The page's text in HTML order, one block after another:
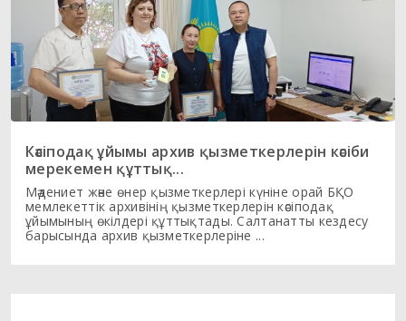
Кәсіподақ ұйымы архив қызметкерлерін кәсіби
мерекемен құттық...
Мәдениет және өнер қызметкерлері күніне орай БҚО
мемлекеттік архивінің қызметкерлерін кәсіподақ
ұйымының өкілдері құттықтады. Салтанатты кездесу
барысында архив қызметкерлеріне ...